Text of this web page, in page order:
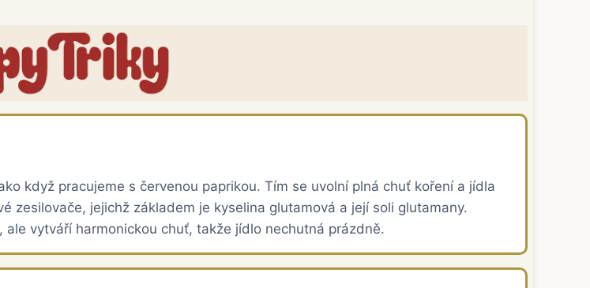
když pracujeme s červenou paprikou. Tím se uvolní plná chuť koření a jídla
zesilovače, jejichž základem je kyselina glutamová a její soli glutamany.
vytváří harmonickou chuť, takže jídlo nechutná prázdně.